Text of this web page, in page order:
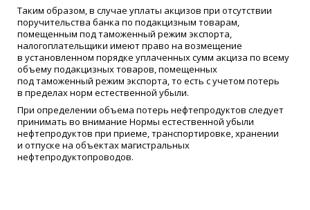
Таким образом, в случае уплаты акцизов при отсутствии
поручительства банка по подакцизным товарам,
помещенным под таможенный режим экспорта,
налогоплательщики имеют право на возмещение
в установленном порядке уплаченных сумм акциза по всему
объему подакцизных товаров, помещенных
под таможенный режим экспорта, то есть с учетом потерь
в пределах норм естественной убыли.
При определении объема потерь нефтепродуктов следует
принимать во внимание Нормы естественной убыли
нефтепродуктов при приеме, транспортировке, хранении
и отпуске на объектах магистральных
нефтепродуктопроводов.